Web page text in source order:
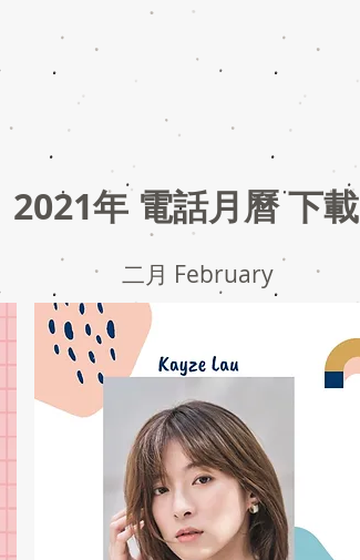
2021年 電話月曆 下載
二月 February